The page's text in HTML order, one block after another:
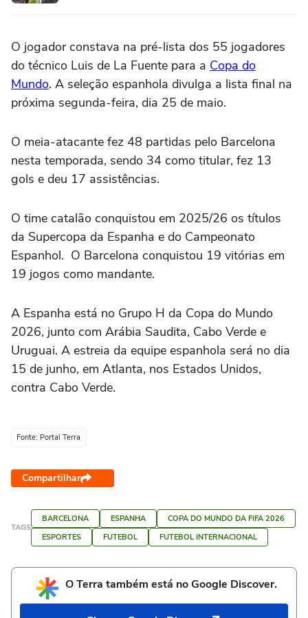
O jogador constava na pré-lista dos 55 jogadores
do técnico Luis de La Fuente para a Copa do
Mundo. A seleção espanhola divulga a lista final na
próxima segunda-feira, dia 25 de maio.
O meia-atacante fez 48 partidas pelo Barcelona
nesta temporada, sendo 34 como titular, fez 13
gols e deu 17 assistências.
O time catalão conquistou em 2025/26 os títulos
da Supercopa da Espanha e do Campeonato
Espanhol. O Barcelona conquistou 19 vitórias em
19 jogos como mandante.
A Espanha está no Grupo H da Copa do Mundo
2026, junto com Arábia Saudita, Cabo Verde e
Uruguai. A estreia da equipe espanhola será no dia
15 de junho, em Atlanta, nos Estados Unidos,
contra Cabo Verde.
Fonte: Portal Terra
Compartilhar
TAGS
BARCELONA ESPANHA
COPA DO MUNDO DA FIFA 2026
ESPORTES
FUTEBOL FUTEBOL INTERNACIONAL
O Terra também está no Google Discover.